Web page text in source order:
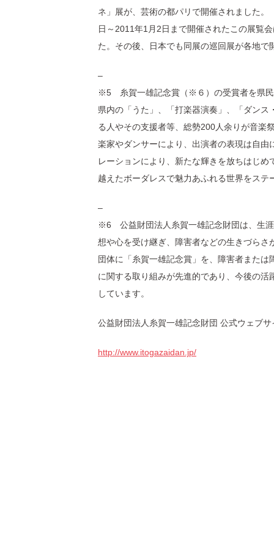
ネ」展が、芸術の都パリで開催されました
日～2011年1月2日まで開催されたこの展覧
た。その後、日本でも同展の巡回展が各地で
–
※5 糸賀一雄記念賞（※６）の受賞者を県民
県内の「うた」、「打楽器演奏」、「ダン
る人やその支援者等、総勢200人余りが音楽
楽家やダンサーにより、出演者の表現は自
レーションにより、新たな輝きを放ちはじ
越えたボーダレスで魅力あふれる世界をステ
–
※6 公益財団法人糸賀一雄記念財団は、生
想や心を受け継ぎ、障害者などの生きづら
団体に「糸賀一雄記念賞」を、障害者また
に関する取り組みが先進的であり、今後の
しています。
公益財団法人糸賀一雄記念財団 公式ウェブサ
http://www.itogazaidan.jp/